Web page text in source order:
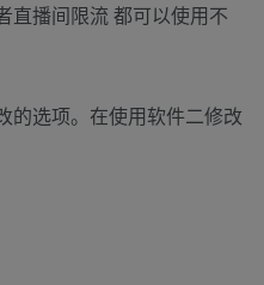
直播间限流 都可以使用不
的选项。在使用软件二修改